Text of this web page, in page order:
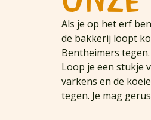
Als je op het erf
de bakkerij loopt
Bentheimers
Loop je een stukje
varkens en de
tegen. Je mag